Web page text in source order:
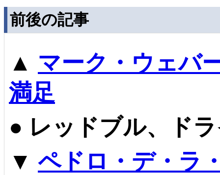
前後の記事
▲ マーク・ウェバ
満足
● レッドブル、ド
▼ ペドロ・デ・ラ